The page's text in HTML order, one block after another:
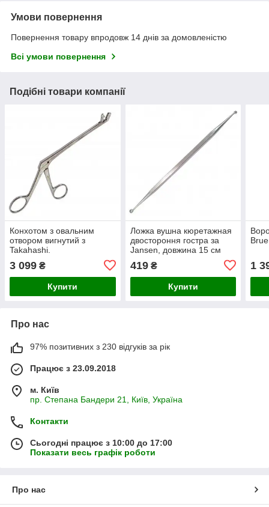
Умови повернення
Повернення товару впродовж 14 днів за домовленістю
Всі умови повернення
Подібні товари компанії
Конхотом з овальним
отвором вигнутий з
Takahashi.
3 099 ₴
Купити
Ложка вушна кюретажная
двостороння гостра за
Jansen, довжина 15 см
419₴
Купити
1
Про нас
97% позитивних з 230 відгуків за рік
Працює з 23.09.2018
м. Київ
пр. Степана Бандери 21, Київ, Україна
Контакти
Сьогодні працює з 10:00 до 17:00
Показати весь графік роботи
Про нас